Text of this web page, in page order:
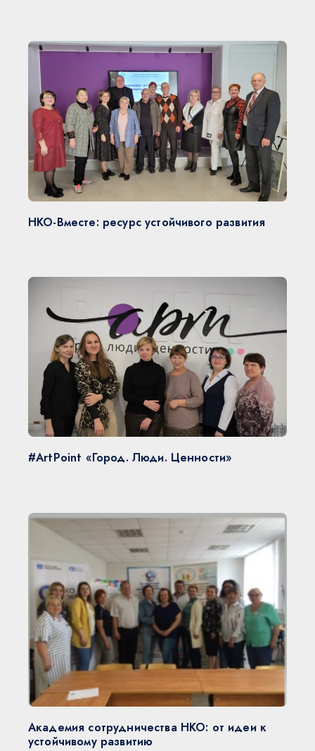
НКО-Вместе: ресурс устойчивого развития
#ArtPoint «Город. Люди. Ценности»
Академия сотрудничества НКО: от идеи к
устойчивому развитию